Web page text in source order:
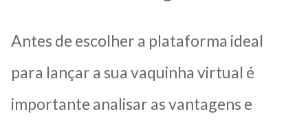
Antes de escolher a plataforma ideal
para lançar a sua vaquinha virtual é
importante analisar as vantagens e